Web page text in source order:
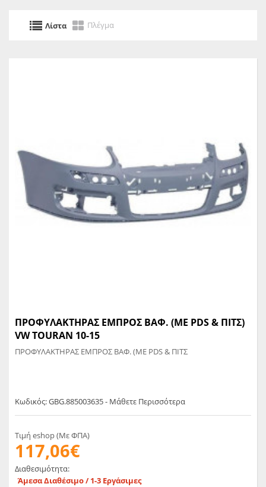
Λίστα Πλέγμα
ΠΡΟΦΥΛΑΚΤΗΡΑΣ ΕΜΠΡΟΣ ΒΑΦ. (ΜΕ PDS & ΠΙΤΣ)
VW TOURAN 10-15
ΠΡΟΦΥΛΑΚΤΗΡΑΣ ΕΜΠΡΟΣ ΒΑΦ. (ΜΕ PDS & ΠΙΤΣ
Κωδικός: GBG.885003635 - Μάθετε Περισσότερα
Τιμή eshop (Με ΦΠΑ)
117,06€
Διαθεσιμότητα:
Άμεσα Διαθέσιμο / 1-3 Εργάσιμες